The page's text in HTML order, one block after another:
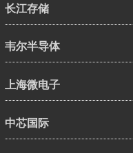
长江存储
韦尔半导体
上海微电子
中芯国际